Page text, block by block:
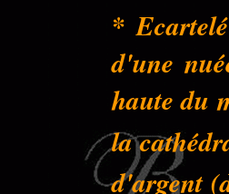
*
d'une
haute du
la
d'argent